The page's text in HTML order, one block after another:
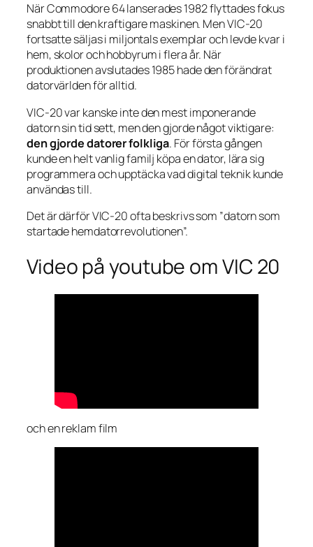
När Commodore 64 lanserades 1982 flyttades fokus
snabbt till den kraftigare maskinen. Men VIC-20
fortsatte säljas i miljontals exemplar och levde kvar i
hem, skolor och hobbyrum i flera år. När
produktionen avslutades 1985 hade den förändrat
datorvärlden för alltid.
VIC-20 var kanske inte den mest imponerande
datorn sin tid sett, men den gjorde något viktigare:
den gjorde datorer folkliga. För första gången
kunde en helt vanlig familj köpa en dator, lära sig
programmera och upptäcka vad digital teknik kunde
användas till.
Det är därför VIC-20 ofta beskrivs som ”datorn som
startade hemdatorrevolutionen”.
Video på youtube om VIC 20
och en reklam film